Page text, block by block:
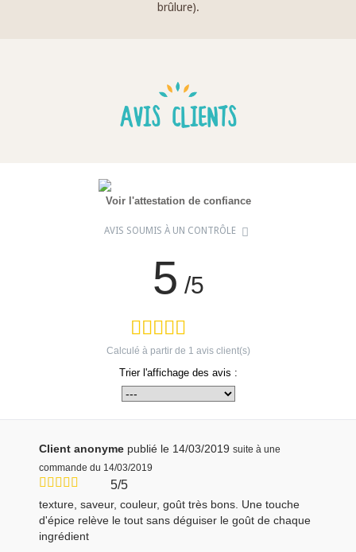
brûlure).
AVIS CLIENTS
Voir l'attestation de confiance
AVIS SOUMIS À UN CONTRÔLE
5 /5
Calculé à partir de 1 avis client(s)
Trier l'affichage des avis :
Client anonyme publié le 14/03/2019 suite à une
commande du 14/03/2019
5/5
texture, saveur, couleur, goût très bons. Une touche
d'épice relève le tout sans déguiser le goût de chaque
ingrédient